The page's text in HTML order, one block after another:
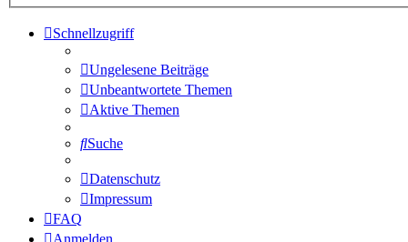
Schnellzugriff
Ungelesene Beiträge
Unbeantwortete Themen
Aktive Themen
Suche
Datenschutz
Impressum
FAQ